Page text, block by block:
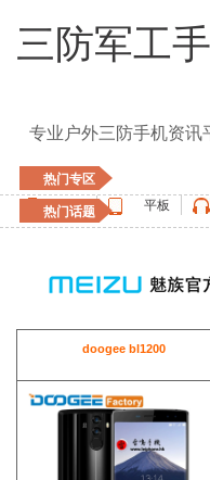
三防军工
专业户外三防手机资讯
热门专区
手机
平板
热门话题
doogee bl1200